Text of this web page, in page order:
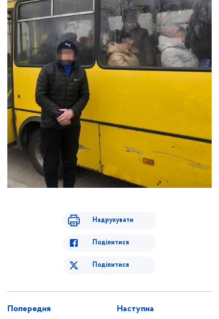
Надрукувати
Поділитися
Поділитися
Попередня Наступна